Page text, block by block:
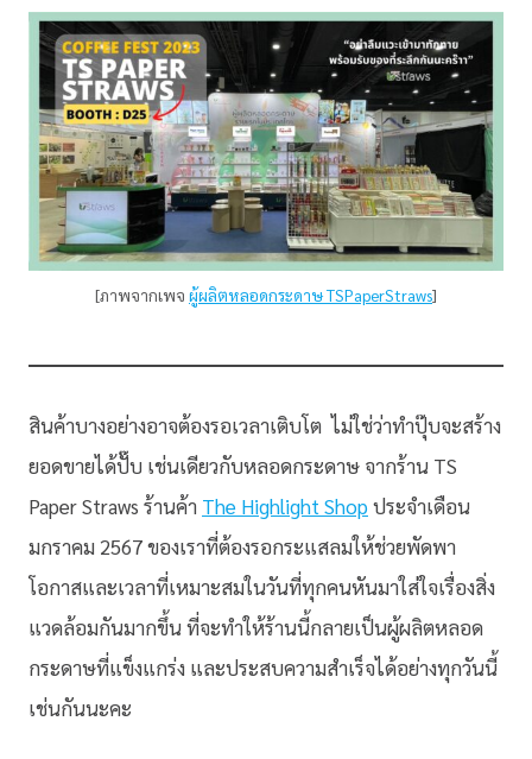
[ภาพจากเพจ ผู้ผลิตหลอดกระดาษ TSPaperStraws]
สินค้าบางอย่างอาจต้องรอเวลาเติบโต ไม่ใช่ว่าทำปุ๊บจะสร้าง
ยอดขายได้ปั๊บ เช่นเดียวกับหลอดกระดาษ จากร้าน TS
Paper Straws ร้านค้า The Highlight Shopประจำเดือน
มกราคม 2567 ของเราที่ต้องรอกระแสลมให้ช่วยพัดพา
โอกาสและเวลาที่เหมาะสมในวันที่ทุกคนหันมาใส่ใจเรื่องสิ่ง
แวดล้อมกันมากขึ้น ที่จะทำให้ร้านนี้กลายเป็นผู้ผลิตหลอด
กระดาษที่แข็งแกร่ง และประสบความสำเร็จได้อย่างทุกวันนี้
เช่นกันนะคะ